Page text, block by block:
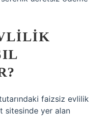
faizsiz evlilik
sitesinde yer alan